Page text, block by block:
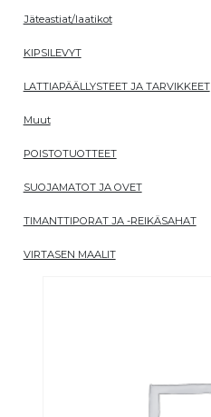
Jäteastiat/laatikot
KIPSILEVYT
LATTIAPÄÄLLYSTEET JA TARVIKKEET
Muut
POISTOTUOTTEET
SUOJAMATOT JA OVET
TIMANTTIPORAT JA -REIKÄSAHAT
VIRTASEN MAALIT